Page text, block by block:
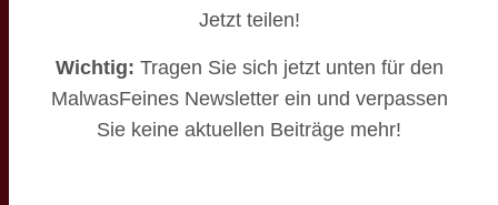
Jetzt teilen!
Wichtig: Tragen Sie sich jetzt unten für den
MalwasFeines Newsletter ein und verpassen
Sie keine aktuellen Beiträge mehr!